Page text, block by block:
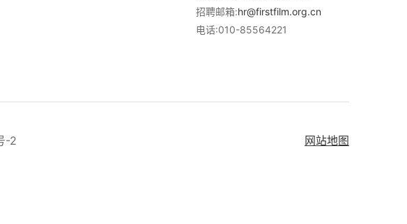
招聘邮箱:hr@firstfilm.org.cn
电话:010-85564221
-2 网站地图